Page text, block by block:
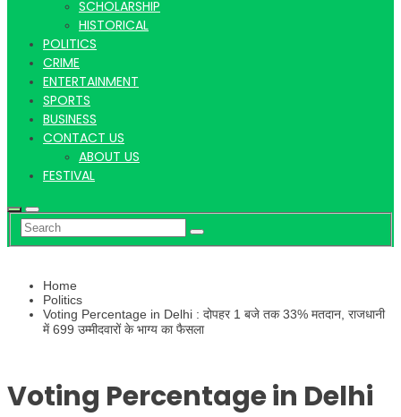
Hindi
News
SCHOLARSHIP
HISTORICAL
POLITICS
CRIME
ENTERTAINMENT
SPORTS
BUSINESS
CONTACT US
ABOUT US
FESTIVAL
Home
Politics
Voting Percentage in Delhi : दोपहर 1 बजे तक 33% मतदान, राजधानी
में 699 उम्मीदवारों के भाग्य का फैसला
Voting Percentage in Delhi